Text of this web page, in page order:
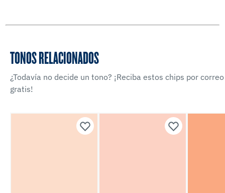
TONOS RELACIONADOS
¿Todavía no decide un tono? ¡Reciba estos chips por correo
gratis!